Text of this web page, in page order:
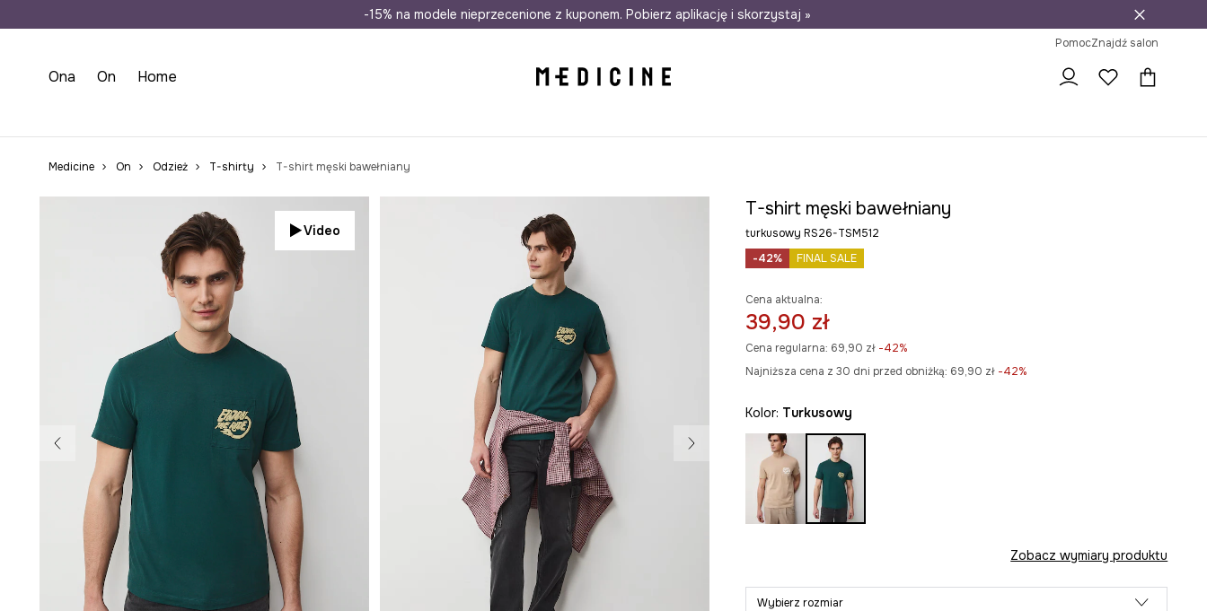
Wysyłka nawet w 24h Darmowa dostawa do salonów 30 dni na zwrot
-15% na modele nieprzecenione z kuponem. Pobierz aplikację i skorzystaj »
PomocZnajdź salon
Ona On Home
Medicine On Odzież T-shirty T-shirt męski bawełniany
Video
T-shirt męski bawełniany
turkusowy RS26-TSM512
-42%
FINAL SALE
Cena aktualna:
39,90 zł
Cena regularna: 69,90 zł-42%
Najniższa cena z 30 dni przed obniżką: 69,90 zł -42%
Kolor: turkusowy
Zobacz wymiary produktu
Wybierz rozmiar